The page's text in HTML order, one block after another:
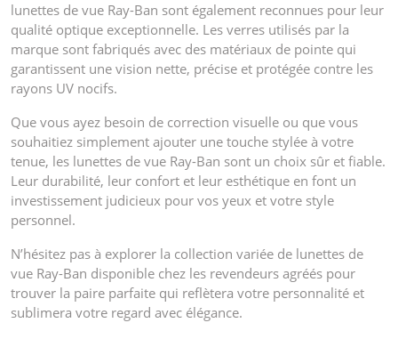
lunettes de vue Ray-Ban sont également reconnues pour leur
qualité optique exceptionnelle. Les verres utilisés par la
marque sont fabriqués avec des matériaux de pointe qui
garantissent une vision nette, précise et protégée contre les
rayons UV nocifs.
Que vous ayez besoin de correction visuelle ou que vous
souhaitiez simplement ajouter une touche stylée à votre
tenue, les lunettes de vue Ray-Ban sont un choix sûr et fiable.
Leur durabilité, leur confort et leur esthétique en font un
investissement judicieux pour vos yeux et votre style
personnel.
N’hésitez pas à explorer la collection variée de lunettes de
vue Ray-Ban disponible chez les revendeurs agréés pour
trouver la paire parfaite qui reflètera votre personnalité et
sublimera votre regard avec élégance.